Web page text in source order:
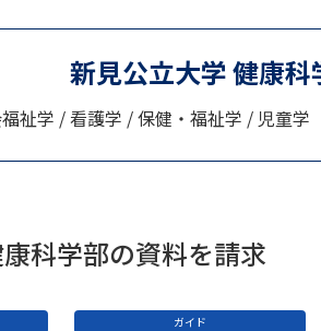
新見公立大学 健康
祉学 / 看護学 / 保健・福祉学 / 児童学
科学部の資料を請求
ガイド